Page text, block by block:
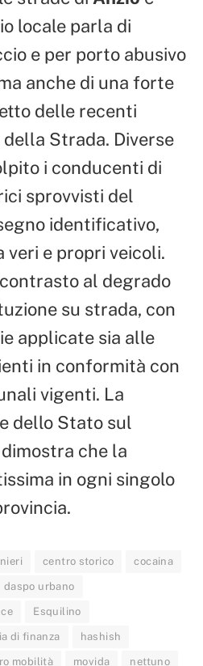
locale parla di
e per porto abusivo
anche di una forte
delle recenti
Strada. Diverse
i conducenti di
sprovvisti del
identificativo,
veri e propri veicoli.
al degrado
su strada, con
applicate sia alle
in conformità con
vigenti. La
dello Stato sul
che la
in ogni singolo
centro storico cocaina
daspo urbano
Esquilino
di finanza hashish
mobilità movida nettuno